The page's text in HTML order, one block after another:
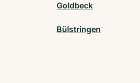
Goldbeck
Bülstringen